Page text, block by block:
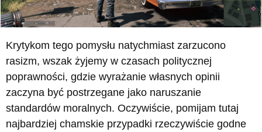
Krytykom tego pomysłu natychmiast zarzucono
rasizm, wszak żyjemy w czasach politycznej
poprawności, gdzie wyrażanie własnych opinii
zaczyna być postrzegane jako naruszanie
standardów moralnych. Oczywiście, pomijam tutaj
najbardziej chamskie przypadki rzeczywiście godne